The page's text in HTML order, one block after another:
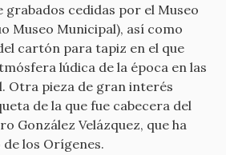
cedidas por el Museo
Museo Municipal), así como
cartón para tapiz en el que
lúdica de la época en las
Otra pieza de gran interés
de la que fue cabecera del
González Velázquez, que ha
los Orígenes.